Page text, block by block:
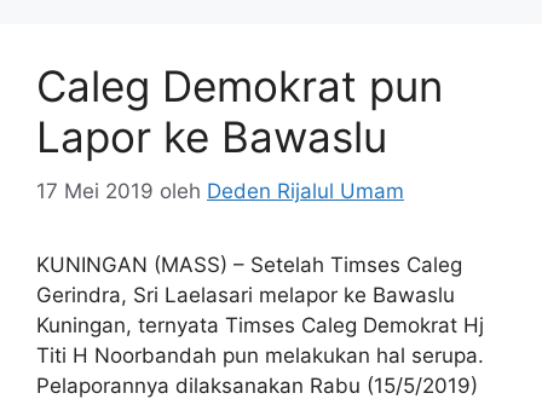
Caleg Demokrat pun
Lapor ke Bawaslu
17 Mei 2019 oleh Deden Rijalul Umam
KUNINGAN (MASS) – Setelah Timses Caleg
Gerindra, Sri Laelasari melapor ke Bawaslu
Kuningan, ternyata Timses Caleg Demokrat Hj
Titi H Noorbandah pun melakukan hal serupa.
Pelaporannya dilaksanakan Rabu (15/5/2019)